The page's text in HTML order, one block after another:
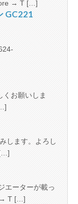
→ T […]
GC221
くお願いしま
します。よろし
ーターが載っ
→ T […]